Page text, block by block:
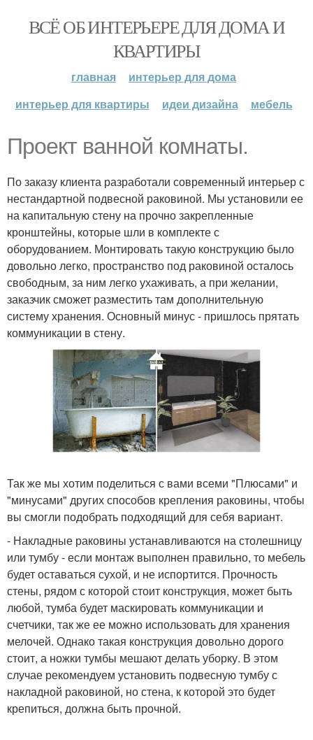
ВСЁ ОБ ИНТЕРЬЕРЕ ДЛЯ ДОМА И
КВАРТИРЫ
главная
интерьер для дома
интерьер для квартиры
идеи дизайна мебель
Проект ванной комнаты.
По заказу клиента разработали современный интерьер с
нестандартной подвесной раковиной. Мы установили ее
на капитальную стену на прочно закрепленные
кронштейны, которые шли в комплекте с
оборудованием. Монтировать такую конструкцию было
довольно легко, пространство под раковиной осталось
свободным, за ним легко ухаживать, а при желании,
заказчик сможет разместить там дополнительную
систему хранения. Основный минус - пришлось прятать
коммуникации в стену.
Так же мы хотим поделиться с вами всеми "Плюсами" и
"минусами" других способов крепления раковины, чтобы
вы смогли подобрать подходящий для себя вариант.
- Накладные раковины устанавливаются на столешницу
или тумбу - если монтаж выполнен правильно, то мебель
будет оставаться сухой, и не испортится. Прочность
стены, рядом с которой стоит конструкция, может быть
любой, тумба будет маскировать коммуникации и
счетчики, так же ее можно использовать для хранения
мелочей. Однако такая конструкция довольно дорого
стоит, а ножки тумбы мешают делать уборку. В этом
случае рекомендуем установить подвесную тумбу с
накладной раковиной, но стена, к которой это будет
крепиться, должна быть прочной.